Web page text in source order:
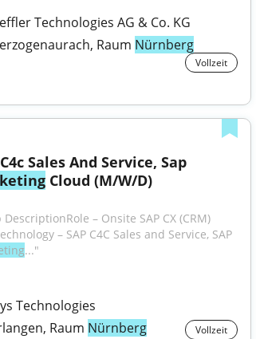
Technologies AG & Co. KG
Raum Nürnberg
Vollzeit
Cloud (M/W/D)
DescriptionRole – Onsite SAP CX (CRM)
..."
Technologies
Raum Nürnberg Vollzeit